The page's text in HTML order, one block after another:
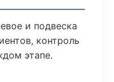
и подвеска
контроль
этапе.